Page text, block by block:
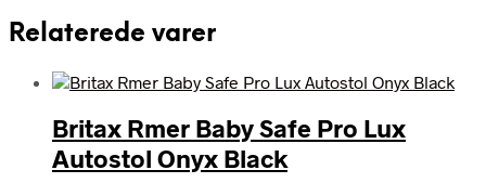
Relaterede varer
Britax Rmer Baby Safe Pro Lux
Autostol Onyx Black